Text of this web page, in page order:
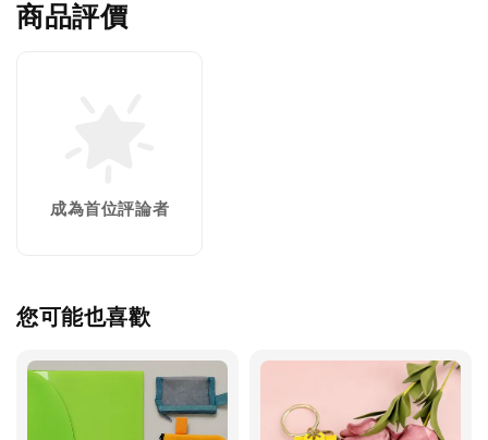
商品評價
成為首位評論者
您可能也喜歡